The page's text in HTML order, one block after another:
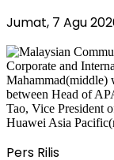
Jumat, 7 Agu
Pers Rilis